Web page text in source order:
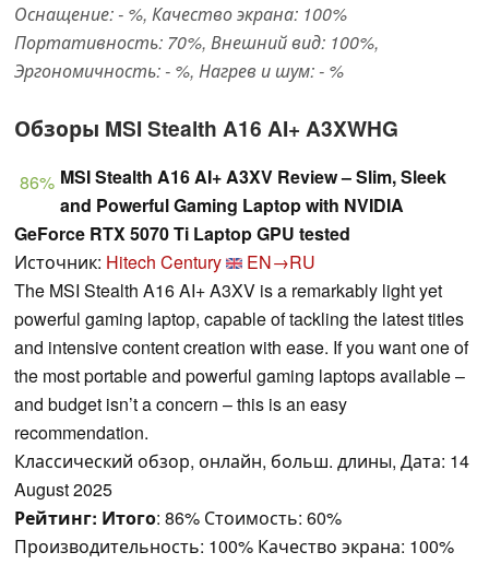
Оснащение: - %, Качество экрана: 100%
Портативность: 70%, Внешний вид: 100%,
Эргономичность: - %, Нагрев и шум: - %
Обзоры MSI Stealth A16 AI+ A3XWHG
86% MSI Stealth A16 AI+ A3XV Review – Slim, Sleek
and Powerful Gaming Laptop with NVIDIA
GeForce RTX 5070 Ti Laptop GPU tested
Источник: Hitech Century
EN→RU
The MSI Stealth A16 AI+ A3XV is a remarkably light yet
powerful gaming laptop, capable of tackling the latest titles
and intensive content creation with ease. If you want one of
the most portable and powerful gaming laptops available –
and budget isn’t a concern – this is an easy
recommendation.
Классический обзор, онлайн, больш. длины, Дата: 14
August 2025
Рейтинг: Итого: 86% Стоимость: 60%
Производительность: 100% Качество экрана: 100%